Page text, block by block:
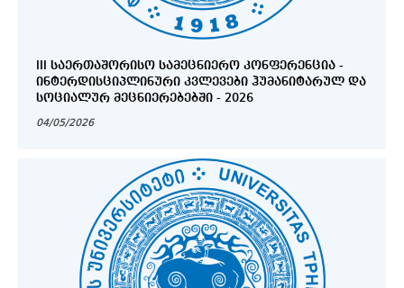
III ᲡᲐᲔᲠᲗᲐᲨᲝᲠᲘᲡᲝ ᲡᲐᲛᲔᲪᲜᲘᲔᲠᲝ ᲙᲝᲜᲤᲔᲠᲔᲜᲪᲘᲐ -
ᲘᲜᲢᲔᲠᲓᲘᲡᲪᲘᲞᲚᲘᲜᲣᲠᲘ ᲙᲕᲚᲔᲕᲔᲑᲘ ᲰᲣᲛᲐᲜᲘᲢᲐᲠᲣᲚ ᲓᲐ
ᲡᲝᲪᲘᲐᲚᲣᲠ ᲛᲔᲪᲜᲘᲔᲠᲔᲑᲔᲑᲨᲘ - 2026
04/05/2026